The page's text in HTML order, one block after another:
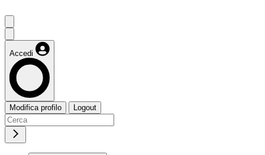
Accedi
Modifica profilo Logout